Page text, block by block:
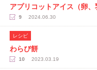
アプリコットアイス（卵、
9 2024.06.30
レシピ
わらび餅
10 2023.03.19